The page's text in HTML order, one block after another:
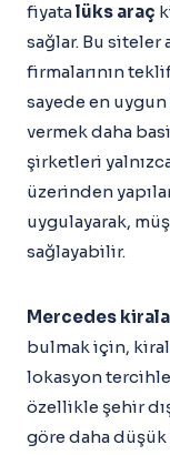
fiyatalüks araç
sağlar. Bu siteler
firmalarının
sayede en uygun
vermek daha
şirketleri
üzerinden
uygulayarak,
sağlayabilir.
Mercedes
bulmak için,
lokasyon
özellikle şehir
göre daha